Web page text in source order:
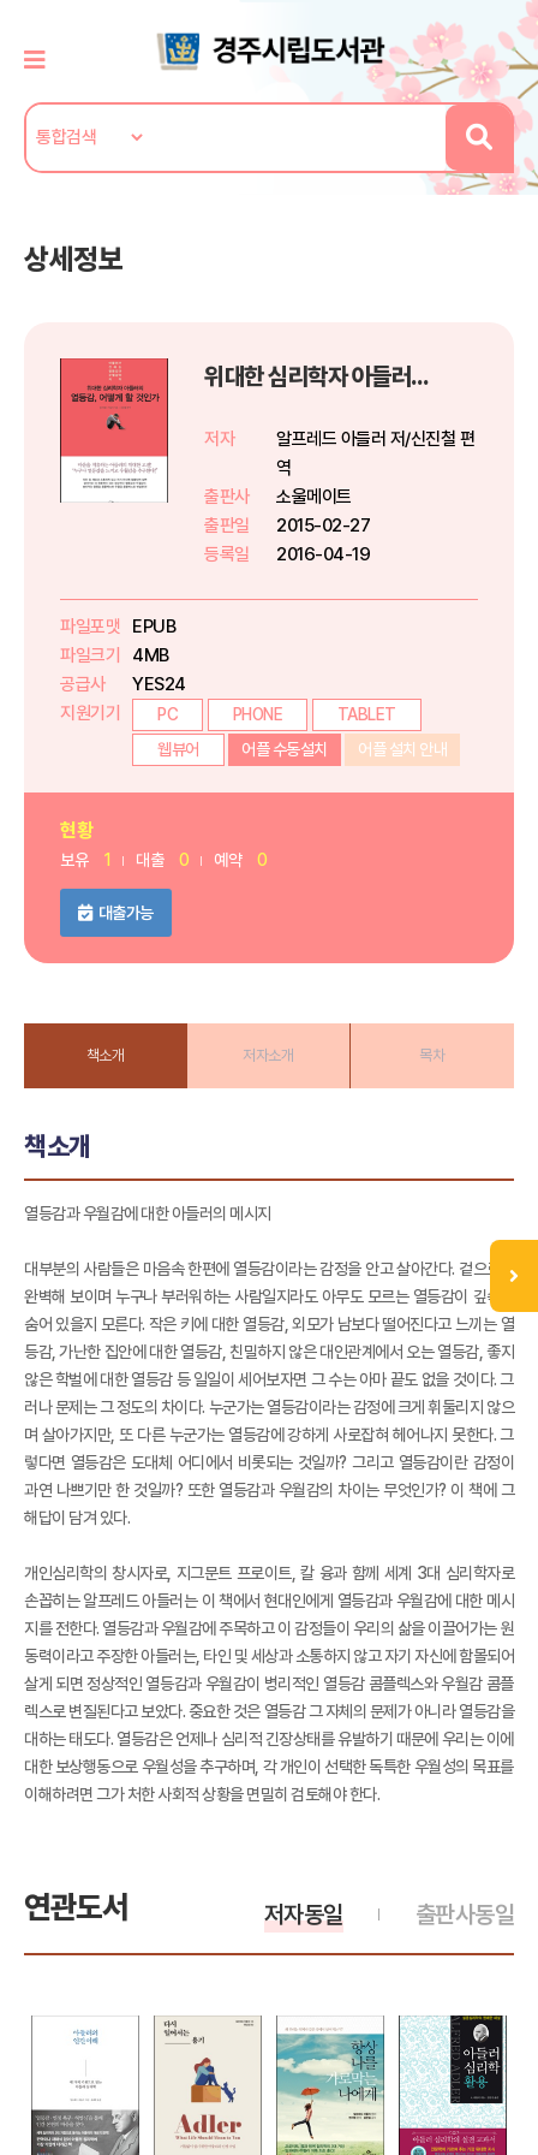
상세정보
위대한 심리학자 아들러의 열등감, 어떻게 할 것인가
저자
알프레드 아들러 저/신진철 편
역
출판사
소울메이트
출판일
2015-02-27
등록일
2016-04-19
파일포맷
EPUB
파일크기
4MB
공급사
YES24
지원기기
PC PHONE
TABLET
웹뷰어
어플 수동설치 어플 설치 안내
현황
보유 1 대출 0 예약 0
대출가능
책소개 저자소개 목차
책소개
열등감과 우월감에 대한 아들러의 메시지
대부분의 사람들은 마음속 한편에 열등감이라는 감정을 안고 살아간다. 겉으로는
완벽해 보이며 누구나 부러워하는 사람일지라도 아무도 모르는 열등감이 깊숙이
숨어 있을지 모른다. 작은 키에 대한 열등감, 외모가 남보다 떨어진다고 느끼는 열
등감, 가난한 집안에 대한 열등감, 친밀하지 않은 대인관계에서 오는 열등감, 좋지
않은 학벌에 대한 열등감 등 일일이 세어보자면 그 수는 아마 끝도 없을 것이다. 그
러나 문제는 그 정도의 차이다. 누군가는 열등감이라는 감정에 크게 휘둘리지 않으
며 살아가지만, 또 다른 누군가는 열등감에 강하게 사로잡혀 헤어나지 못한다. 그
렇다면 열등감은 도대체 어디에서 비롯되는 것일까? 그리고 열등감이란 감정이
과연 나쁘기만 한 것일까? 또한 열등감과 우월감의 차이는 무엇인가? 이 책에 그
해답이 담겨 있다.
개인심리학의 창시자로, 지그문트 프로이트, 칼 융과 함께 세계 3대 심리학자로
손꼽히는 알프레드 아들러는 이 책에서 현대인에게 열등감과 우월감에 대한 메시
지를 전한다. 열등감과 우월감에 주목하고 이 감정들이 우리의 삶을 이끌어가는 원
동력이라고 주장한 아들러는, 타인 및 세상과 소통하지 않고 자기 자신에 함몰되어
살게 되면 정상적인 열등감과 우월감이 병리적인 열등감 콤플렉스와 우월감 콤플
렉스로 변질된다고 보았다. 중요한 것은 열등감 그 자체의 문제가 아니라 열등감을
대하는 태도다. 열등감은 언제나 심리적 긴장상태를 유발하기 때문에 우리는 이에
대한 보상행동으로 우월성을 추구하며, 각 개인이 선택한 독특한 우월성의 목표를
이해하려면 그가 처한 사회적 상황을 면밀히 검토해야 한다.
연관도서 출판사동일
저자동일